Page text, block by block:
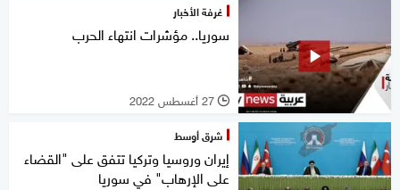
غرفة الأخبار
سوريا.. مؤشرات انتهاء الحرب
l 27 أغسطس 2022
شرق أوسط
إيران وروسيا وتركيا تتفق على "القضاء
على الإرهاب" في سوريا